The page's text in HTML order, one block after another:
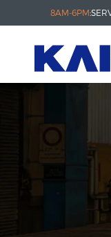
8AM-6PM